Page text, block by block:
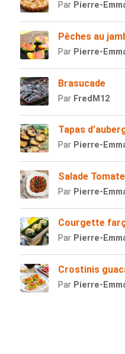
Par Pierre-
Pêches au
Par Pierre-
Brasucade
Par FredM12
Tapas
Par Pierre-
Salade
Par Pierre-
Courgette
Par Pierre-
Crostinis
Par Pierre-